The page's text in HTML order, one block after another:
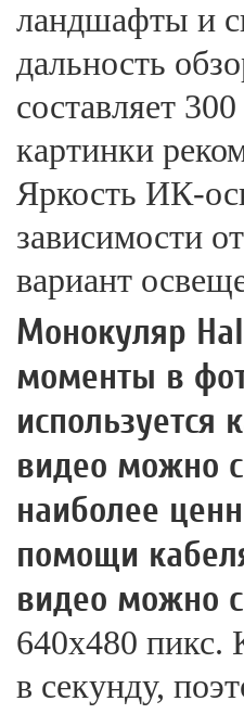
ландшафты и
дальность
составляет
картинки
Яркость ИК-
зависимости
вариант
Монокуляр
моменты в
используется
видео можно
наиболее
помощи
видео можно
640х480 пикс.
в секунду,